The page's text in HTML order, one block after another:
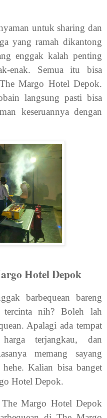
untuk sharing dan
yang ramah dikantong
enggak kalah penting
enak. Semua itu bisa
Margo Hotel Depok.
langsung pasti bisa
keseruannya dengan
Hotel Depok
barbequean bareng
tercinta nih? Boleh lah
Apalagi ada tempat
terjangkau, dan
memang sayang
Kalian bisa banget
Hotel Depok.
Margo Hotel Depok